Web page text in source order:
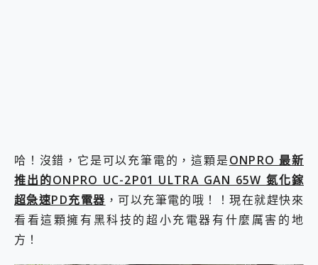
哈！沒錯，它是可以充筆電的，這顆是ONPRO 最新
推出的ONPRO UC-2P01 ULTRA GAN 65W 氮化鎵
超急速PD充電器 ，可以充筆電的哦！！現在就趕快來
看看這顆擁有黑科技的超小充電器有什麼厲害的地
方！